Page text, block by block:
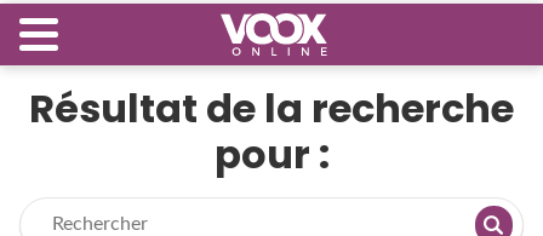
Résultat de la recherche
pour :